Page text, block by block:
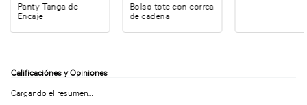
Panty Tanga de
Encaje
Bolso tote con correa
de cadena
Cargando el resumen…